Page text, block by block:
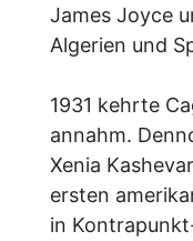
James Joyce
Algerien und
1931 kehrte
annahm.
Xenia
ersten
in